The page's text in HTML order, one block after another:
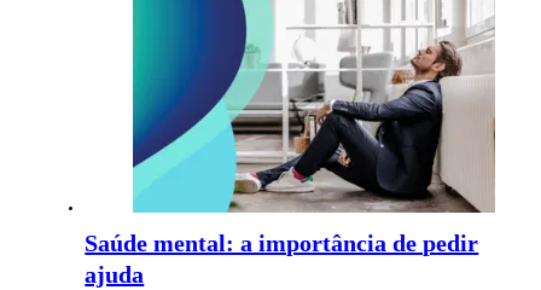
Saúde mental: a importância de pedir
ajuda